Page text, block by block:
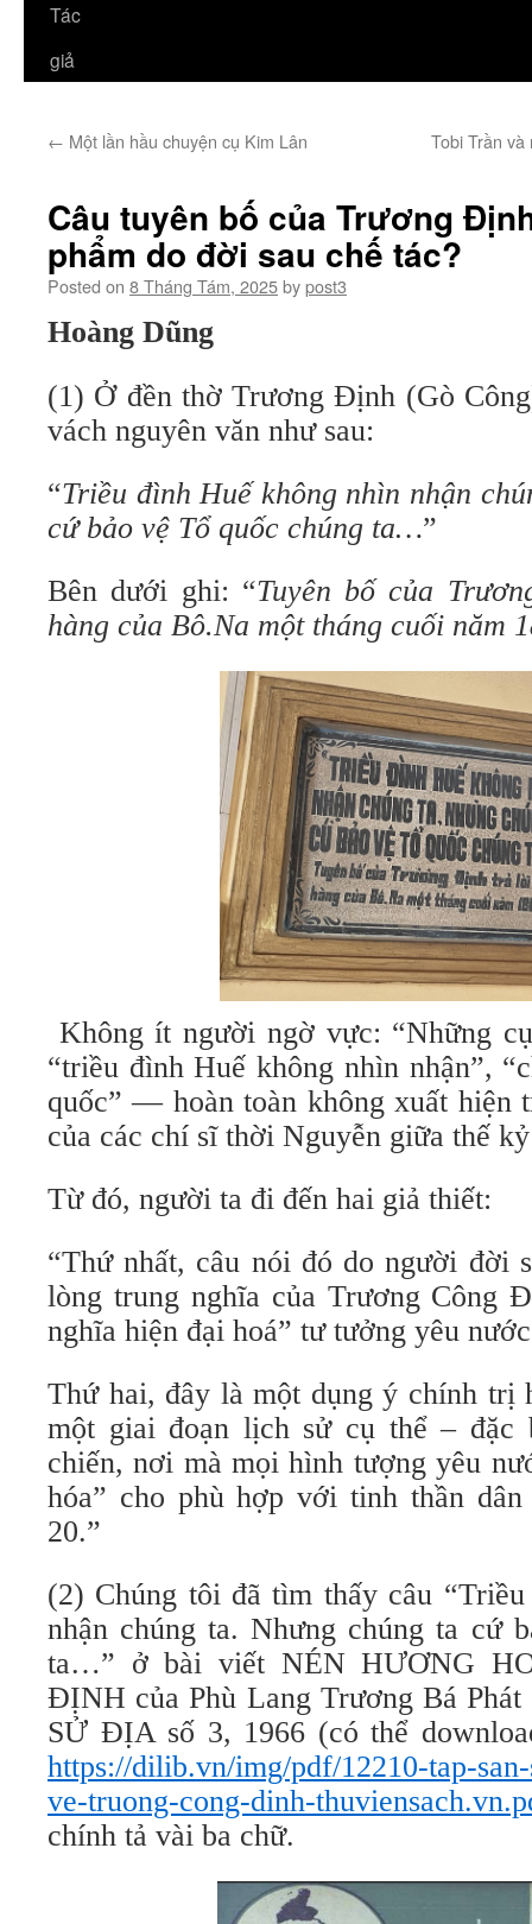
Tác
giả
← Một lần hầu chuyện cụ Kim Lân Tobi Trần và
Câu tuyên bố của Trương
phẩm do đời sau chế tác?
Posted on 8 Tháng Tám, 2025bypost3
Hoàng Dũng
(1) Ở đền thờ Trương Định (Gò
vách nguyên văn như sau:
“Triều đình Huế không nhìn nhận
cứ bảo vệ Tổ quốc chúng ta…”
Bên dưới ghi: “Tuyên bố của
hàng của Bô.Na một tháng cuối năm
Không ít người ngờ vực: “Những
“triều đình Huế không nhìn nhận”,
quốc” — hoàn toàn không xuất hiện
của các chí sĩ thời Nguyễn giữa thế
Từ đó, người ta đi đến hai giả thiết:
“Thứ nhất, câu nói đó do người đời
lòng trung nghĩa của Trương Công
nghĩa hiện đại hoá” tư tưởng yêu
Thứ hai, đây là một dụng ý chính trị
một giai đoạn lịch sử cụ thể – đặc
chiến, nơi mà mọi hình tượng yêu
hóa” cho phù hợp với tinh thần
20.”
(2) Chúng tôi đã tìm thấy câu
nhận chúng ta. Nhưng chúng ta cứ
ta…” ở bài viết NÉN HƯƠNG
ĐỊNH của Phù Lang Trương Bá
SỬ ĐỊA số 3, 1966 (có thể
https://dilib.vn/img/pdf/12210-tap-
ve-truong-cong-dinh-
chính tả vài ba chữ.